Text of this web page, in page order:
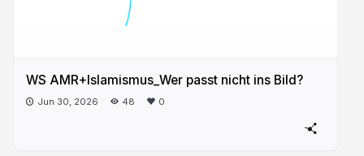
WS AMR+Islamismus_Wer passt nicht ins Bild?
Jun 30, 2026 48 0